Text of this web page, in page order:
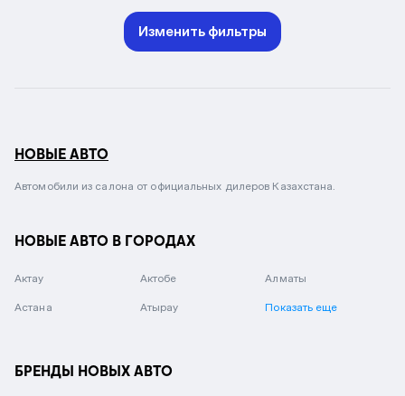
Изменить фильтры
НОВЫЕ АВТО
Автомобили из салона от официальных дилеров Казахстана.
НОВЫЕ АВТО В ГОРОДАХ
Актау Актобе Алматы
Астана Атырау Показать еще
БРЕНДЫ НОВЫХ АВТО